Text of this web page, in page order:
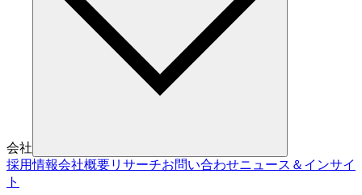
会社
採用情報会社概要リサーチお問い合わせニュース＆インサイ
ト